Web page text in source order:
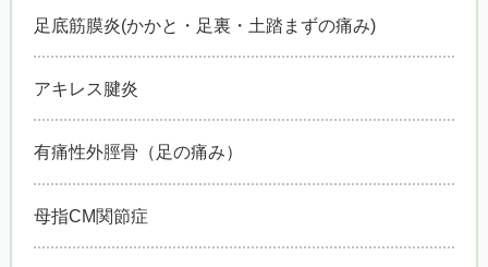
足底筋膜炎(かかと・足裏・土踏まずの痛み)
アキレス腱炎
有痛性外脛骨（足の痛み）
母指CM関節症